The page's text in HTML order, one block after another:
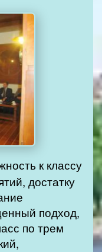
к классу
достатку
подход,
по трем